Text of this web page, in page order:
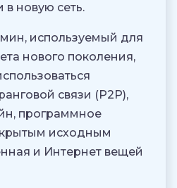
в новую сеть.
используемый для
нового поколения,
связи (P2P),
программное
исходным
и Интернет вещей